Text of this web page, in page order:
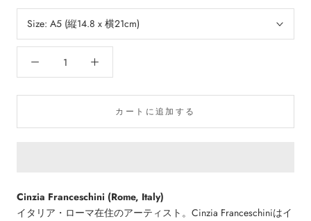
Size: A5 (縦14.8 x 横21cm)
カートに追加する
Cinzia Franceschini (Rome, Italy)
イタリア・ローマ在住のアーティスト。Cinzia Franceschiniはイ